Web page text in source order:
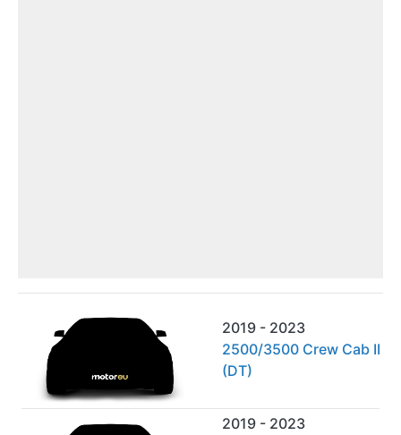
2019 - 2023
2500/3500 Crew Cab II
(DT)
2019 - 2023